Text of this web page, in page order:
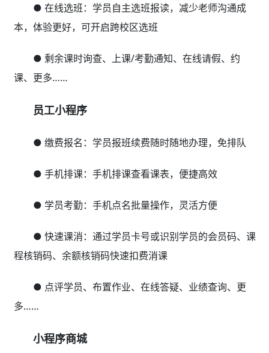
● 在线选班：学员自主选班报读，减少老师沟通成
本，体验更好，可开启跨校区选班
● 剩余课时询查、上课/考勤通知、在线请假、约
课、更多……
员工小程序
● 缴费报名：学员报班续费随时随地办理，免排队
● 手机排课：手机排课查看课表，便捷高效
● 学员考勤：手机点名批量操作，灵活方便
● 快速课消：通过学员卡号或识别学员的会员码、课
程核销码、余额核销码快速扣费消课
● 点评学员、布置作业、在线答疑、业绩查询、更
多……
小程序商城